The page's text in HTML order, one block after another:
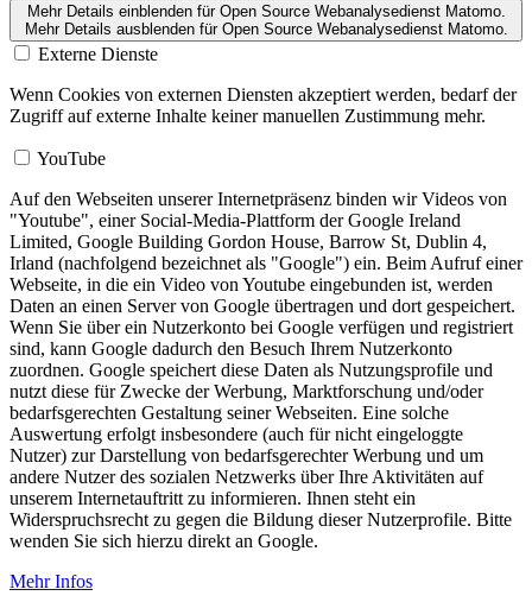
Mehr Details einblendenfür Open Source Webanalysedienst Matomo.
Mehr Details ausblendenfür Open Source Webanalysedienst Matomo.
Externe Dienste
Wenn Cookies von externen Diensten akzeptiert werden, bedarf der
Zugriff auf externe Inhalte keiner manuellen Zustimmung mehr.
YouTube
Auf den Webseiten unserer Internetpräsenz binden wir Videos von
"Youtube", einer Social-Media-Plattform der Google Ireland
Limited, Google Building Gordon House, Barrow St, Dublin 4,
Irland (nachfolgend bezeichnet als "Google") ein. Beim Aufruf einer
Webseite, in die ein Video von Youtube eingebunden ist, werden
Daten an einen Server von Google übertragen und dort gespeichert.
Wenn Sie über ein Nutzerkonto bei Google verfügen und registriert
sind, kann Google dadurch den Besuch Ihrem Nutzerkonto
zuordnen. Google speichert diese Daten als Nutzungsprofile und
nutzt diese für Zwecke der Werbung, Marktforschung und/oder
bedarfsgerechten Gestaltung seiner Webseiten. Eine solche
Auswertung erfolgt insbesondere (auch für nicht eingeloggte
Nutzer) zur Darstellung von bedarfsgerechter Werbung und um
andere Nutzer des sozialen Netzwerks über Ihre Aktivitäten auf
unserem Internetauftritt zu informieren. Ihnen steht ein
Widerspruchsrecht zu gegen die Bildung dieser Nutzerprofile. Bitte
wenden Sie sich hierzu direkt an Google.
Mehr Infos